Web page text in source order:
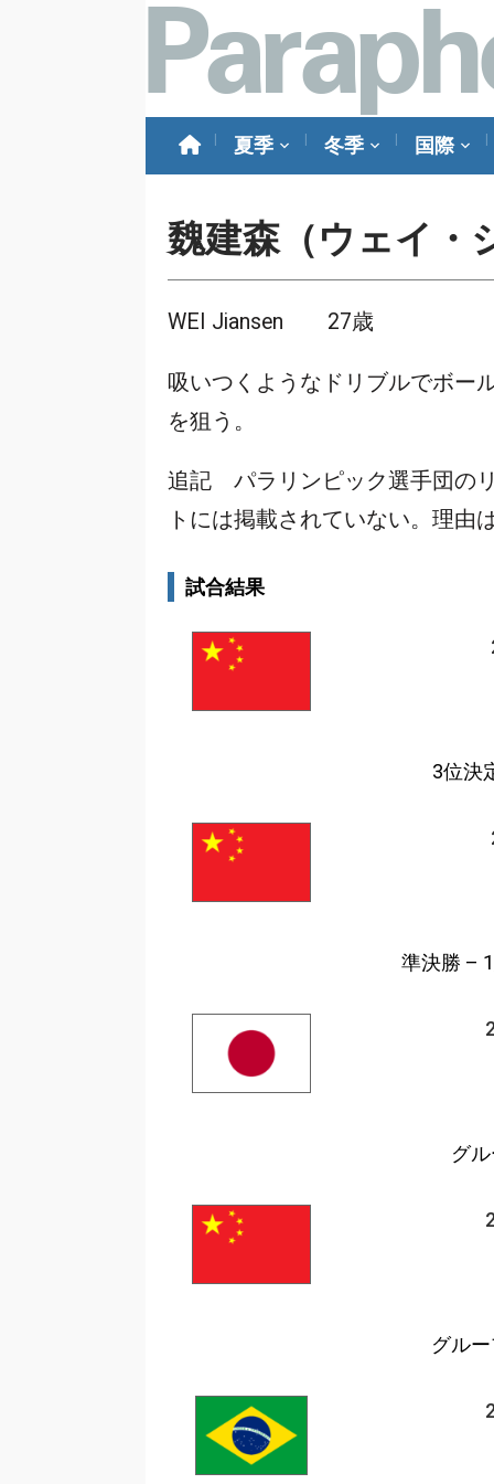
夏季 冬季 国際
魏建森（ウェイ
WEI Jiansen 27歳
吸いつくようなドリブルでボー
を狙う。
追記 パラリンピック選手団の
トには掲載されていない。理由
試合結果
3位決
準決勝 –
グ
グル